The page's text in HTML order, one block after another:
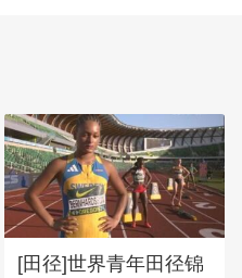
[田径]世界青年田径锦